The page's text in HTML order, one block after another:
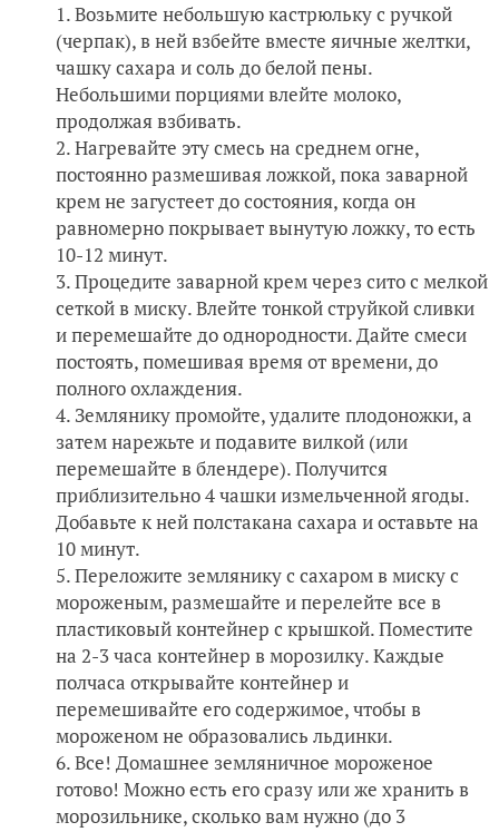
Возьмите небольшую кастрюльку с ручкой
(черпак), в ней взбейте вместе яичные желтки,
чашку сахара и соль до белой пены.
Небольшими порциями влейте молоко,
продолжая взбивать.
Нагревайте эту смесь на среднем огне,
постоянно размешивая ложкой, пока заварной
крем не загустеет до состояния, когда он
равномерно покрывает вынутую ложку, то есть
10-12 минут.
Процедите заварной крем через сито с мелкой
сеткой в миску. Влейте тонкой струйкой сливки
и перемешайте до однородности. Дайте смеси
постоять, помешивая время от времени, до
полного охлаждения.
Землянику промойте, удалите плодоножки, а
затем нарежьте и подавите вилкой (или
перемешайте в блендере). Получится
приблизительно 4 чашки измельченной ягоды.
Добавьте к ней полстакана сахара и оставьте на
10 минут.
Переложите землянику с сахаром в миску с
мороженым, размешайте и перелейте все в
пластиковый контейнер с крышкой. Поместите
на 2-3 часа контейнер в морозилку. Каждые
полчаса открывайте контейнер и
перемешивайте его содержимое, чтобы в
мороженом не образовались льдинки.
Все! Домашнее земляничное мороженое
готово! Можно есть его сразу или же хранить в
морозильнике, сколько вам нужно (до 3